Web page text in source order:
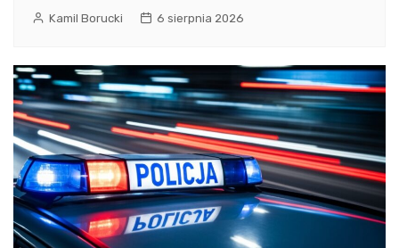
Kamil Borucki 6 sierpnia 2026